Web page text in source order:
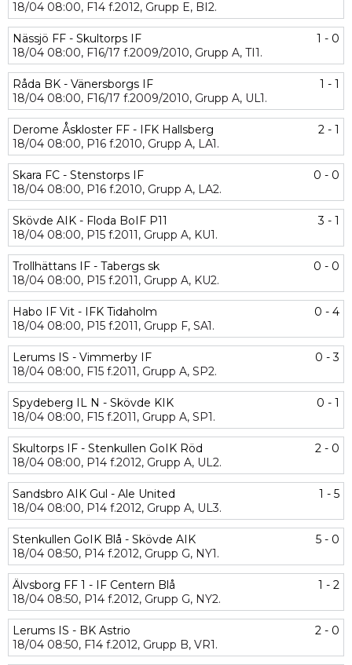
18/04 08:00, F14 f.2012, Grupp E, BI2.
Nässjö FF - Skultorps IF
1 - 0
18/04 08:00, F16/17 f.2009/2010, Grupp A, TI1.
Råda BK - Vänersborgs IF
1 - 1
18/04 08:00, F16/17 f.2009/2010, Grupp A, UL1.
Derome Åskloster FF - IFK Hallsberg
2 - 1
18/04 08:00, P16 f.2010, Grupp A, LA1.
Skara FC - Stenstorps IF
0 - 0
18/04 08:00, P16 f.2010, Grupp A, LA2.
Skövde AIK - Floda BoIF P11
3 - 1
18/04 08:00, P15 f.2011, Grupp A, KU1.
Trollhättans IF - Tabergs sk
0 - 0
18/04 08:00, P15 f.2011, Grupp A, KU2.
Habo IF Vit - IFK Tidaholm
0 - 4
18/04 08:00, P15 f.2011, Grupp F, SA1.
Lerums IS - Vimmerby IF
0 - 3
18/04 08:00, F15 f.2011, Grupp A, SP2.
Spydeberg IL N - Skövde KIK
0 - 1
18/04 08:00, F15 f.2011, Grupp A, SP1.
Skultorps IF - Stenkullen GoIK Röd
2 - 0
18/04 08:00, P14 f.2012, Grupp A, UL2.
Sandsbro AIK Gul - Ale United
1 - 5
18/04 08:00, P14 f.2012, Grupp A, UL3.
Stenkullen GoIK Blå - Skövde AIK
5 - 0
18/04 08:50, P14 f.2012, Grupp G, NY1.
Älvsborg FF 1 - IF Centern Blå
1 - 2
18/04 08:50, P14 f.2012, Grupp G, NY2.
Lerums IS - BK Astrio
2 - 0
18/04 08:50, F14 f.2012, Grupp B, VR1.